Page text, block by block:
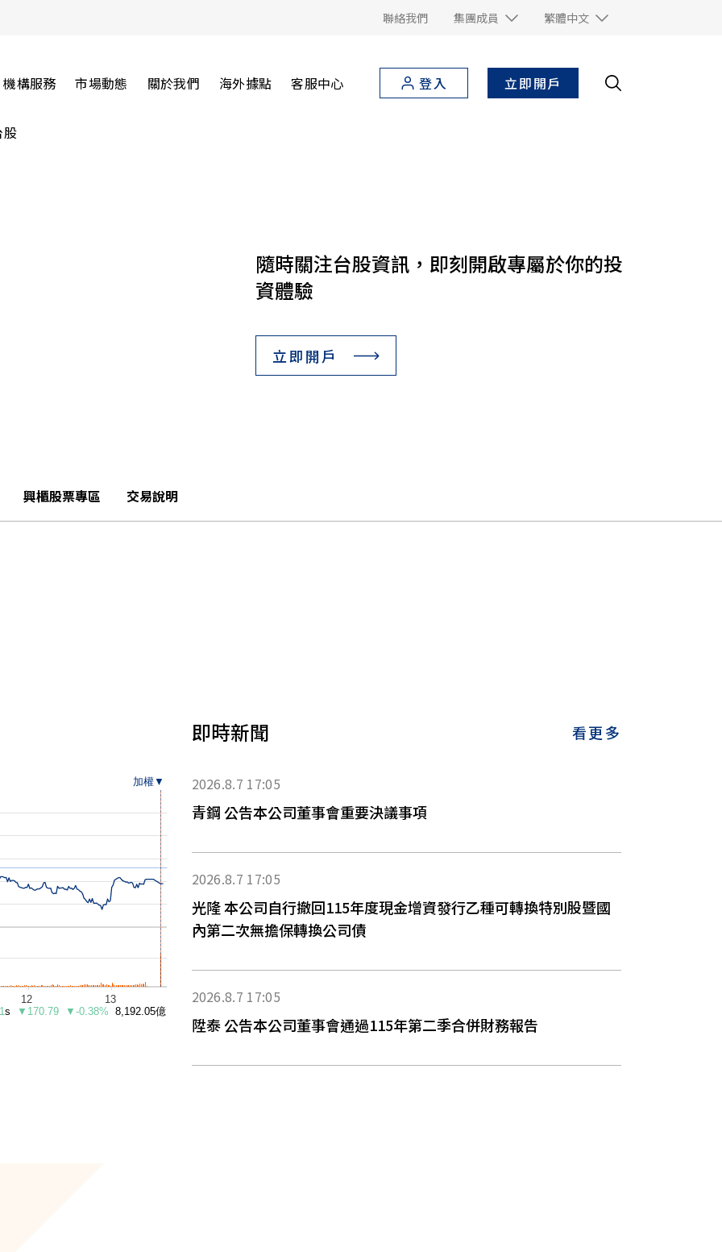
聯絡我們 集團成員 繁體中文
機構服務 市場動態 關於我們 海外據點 客服中心 登入 立即開戶
股
隨時關注台股資訊，即刻開啟專屬於你的投
資體驗
立即開戶
興櫃股票專區 交易說明
即時新聞 看更多
2026.8.7 17:05
青鋼 公告本公司董事會重要決議事項
2026.8.7 17:05
光隆 本公司自行撤回115年度現金增資發行乙種可轉換特別股暨國
內第二次無擔保轉換公司債
2026.8.7 17:05
陞泰 公告本公司董事會通過115年第二季合併財務報告